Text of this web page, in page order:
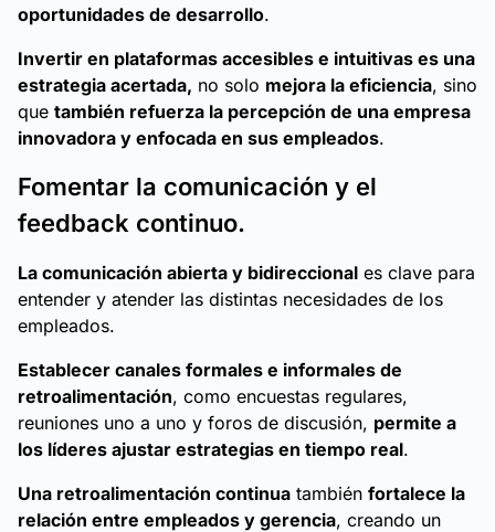
oportunidades de desarrollo.
Invertir en plataformas accesibles e intuitivas es una
estrategia acertada, no solo mejora la eficiencia, sino
que también refuerza la percepción de una empresa
innovadora y enfocada en sus empleados.
Fomentar la comunicación y el
feedback continuo.
La comunicación abierta y bidireccional es clave para
entender y atender las distintas necesidades de los
empleados.
Establecer canales formales e informales de
retroalimentación, como encuestas regulares,
reuniones uno a uno y foros de discusión, permite a
los líderes ajustar estrategias en tiempo real.
Una retroalimentación continua también fortalece la
relación entre empleados y gerencia, creando un